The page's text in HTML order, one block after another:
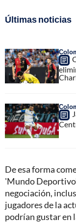
Últimas noticias
De esa forma
'Mundo
negociación,
jugadores de la
podrían gustar en